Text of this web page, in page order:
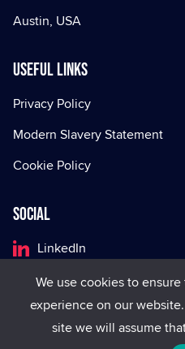
Austin, USA
Useful Links
Privacy Policy
Modern Slavery Statement
Cookie Policy
Social
LinkedIn
Facebook
X
We use cookies to
experience on our
site we will assume